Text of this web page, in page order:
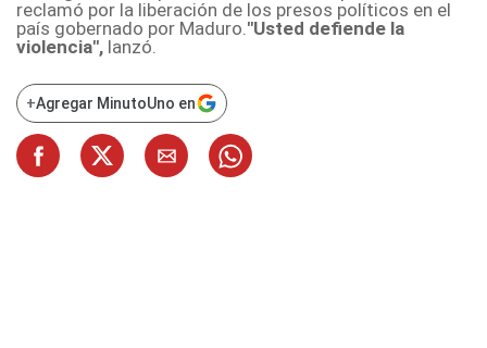
reclamó por la liberación de los presos políticos en el
país gobernado por Maduro."Usted defiende la
violencia", lanzó.
+Agregar MinutoUno en